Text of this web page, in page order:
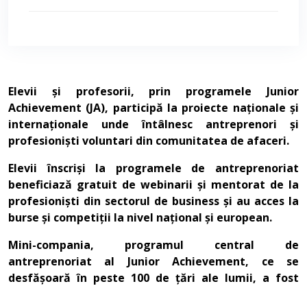
Elevii și profesorii, prin programele Junior
Achievement (JA), participă la proiecte naționale și
internaționale unde întâlnesc antreprenori și
profesioniști voluntari din comunitatea de afaceri.
Elevii înscriși la programele de antreprenoriat
beneficiază gratuit de webinarii și mentorat de la
profesioniști din sectorul de business și au acces la
burse și competiții la nivel național și european.
Mini-compania, programul central de
antreprenoriat al Junior Achievement, ce se
desfășoară în peste 100 de țări ale lumii, a fost